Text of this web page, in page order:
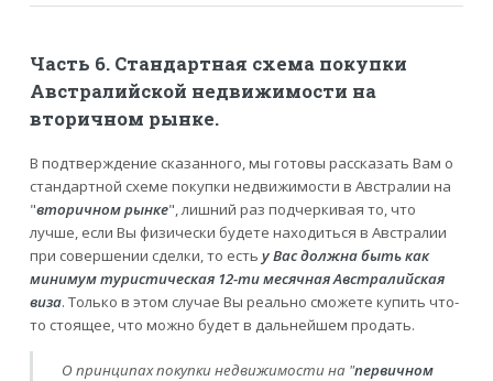
Часть 6. Стандартная схема покупки
Австралийской недвижимости на
вторичном рынке.
В подтверждение сказанного, мы готовы рассказать Вам о
стандартной схеме покупки недвижимости в Австралии на
"вторичном рынке", лишний раз подчеркивая то, что
лучше, если Вы физически будете находиться в Австралии
при совершении сделки, то есть у Вас должна быть как
минимум туристическая 12-ти месячная Австралийская
виза. Только в этом случае Вы реально сможете купить что-
то стоящее, что можно будет в дальнейшем продать.
О принципах покупки недвижимости на "первичном